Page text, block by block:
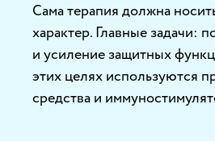
Сама терапия должна
характер. Главные задачи:
и усиление защитных
этих целях используются
средства и